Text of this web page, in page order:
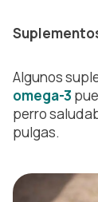
Algunos
omega-3
perro
pulgas.